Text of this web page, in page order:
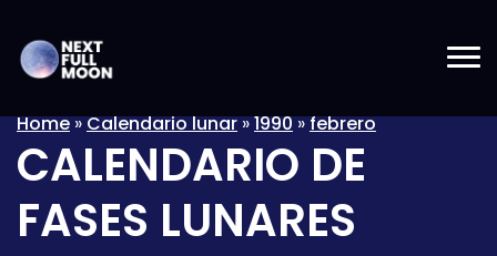
Home»Calendario lunar»1990»febrero
CALENDARIO DE
FASES LUNARES